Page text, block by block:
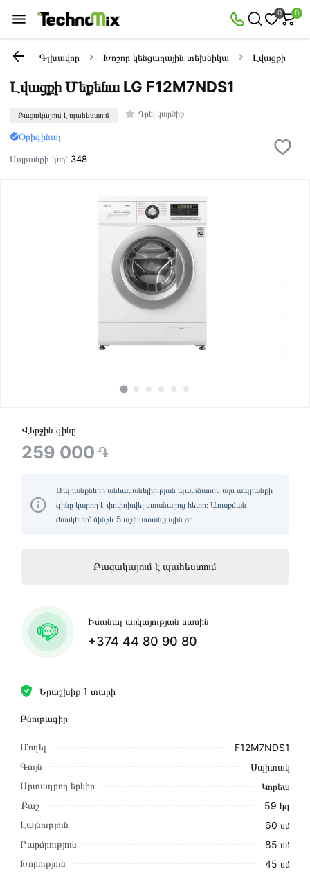
0 0
Գլխավոր Խոշոր կենցաղային տեխնիկա Լվացքի
Լվացքի Մեքենա LG F12M7NDS1
Բացակայում է պահեստում Գրել կարծիք
Օրիգինալ
Ապրանքի կոդ՝ 348
Երաշխիք 1 տարի
Բնութագիր
Մոդել
F12M7NDS1
Գույն
Սպիտակ
Արտադրող երկիր
Կորեա
Քաշ
59 կգ
Լայնություն
60 սմ
Բարձրություն
85 սմ
Խորություն
45 սմ
Վերջին գինը
259 000 ֏
Ապրանքների անհասանելիության պատճառով այս ապրանքի
գինը կարող է փոփոխվել ստանալուց հետո։ Առաքման
ժամկետը՝ մինչև 5 աշխատանքային օր։
Բացակայում է պահեստում
Իմանալ առկայության մասին
+374 44 80 90 80